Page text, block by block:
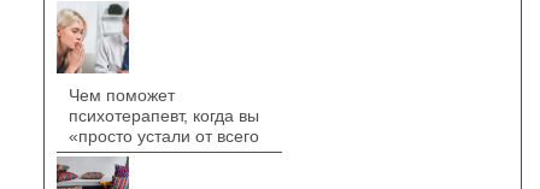
Чем поможет
психотерапевт, когда вы
«просто устали от всего